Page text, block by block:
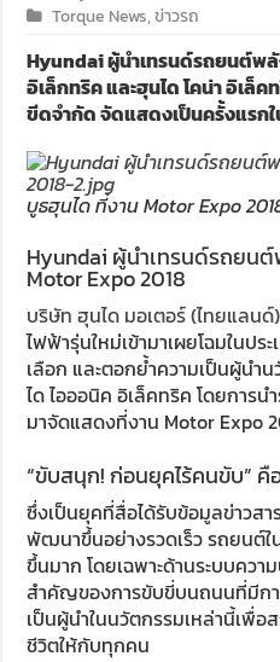
Torque News,ข่าวรถ
Hyundai ผู้นำเทรนด์รถยนต์พ
อิเล็กทริค และฮุนได โคน่า อิเล็
ขีดจำกัด จัดแสดงเป็นครั้งแรกใ
บูธฮุนได ที่งาน Motor Expo
Hyundai ผู้นำเทรนด์รถยนต์
Motor Expo 2018
บริษัท ฮุนได มอเตอร์ (ไทยแลนด์
ไฟฟ้ารุ่นใหม่เข้ามาเผยโฉมในป
เลือก และตอกย้ำความเป็นผู้นำ
ได ไอออนิค อิเล็คทริค โดยการ
มาจัดแสดงที่งาน Motor Expo
“ขับสนุก! ก่อนยุคไร้คนขับ”
ซึ่งเป็นยุคที่สื่อได้รับข้อมูลข่าวส
พัฒนาขึ้นอย่างรวดเร็ว รถยนต์
ขึ้นมาก โดยเฉพาะด้านระบบคว
สำคัญของการขับขี่บนถนนที่มีก
เป็นผู้นำในนวัตกรรมเหล่านี้เพื่
ชีวิตให้กับทุกคน